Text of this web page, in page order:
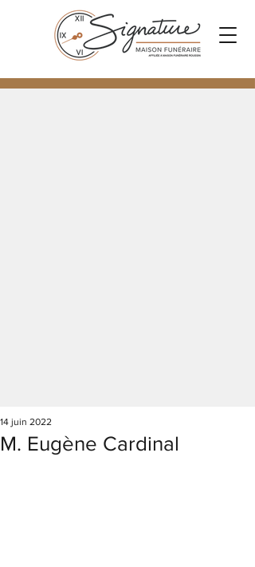
M. Eugène Cardinal
14 juin 2022